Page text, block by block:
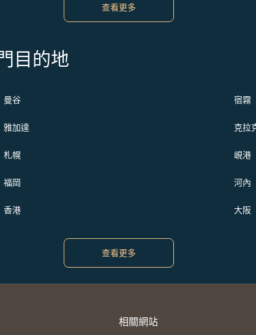
查看更多
目的地
曼谷 宿霧
雅加達 克拉
札幌 峴港
福岡 河內
香港 大阪
查看更多
相關網站